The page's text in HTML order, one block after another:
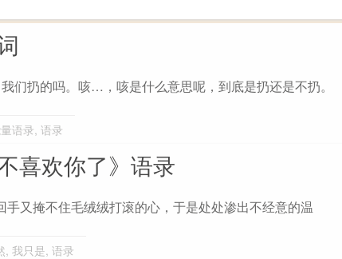
们扔的吗。咳…，咳是什么意思呢，到底是扔还是不扔。
语录, 语录
喜欢你了》语录
又掩不住毛绒绒打滚的心，于是处处渗出不经意的温
, 我只是, 语录